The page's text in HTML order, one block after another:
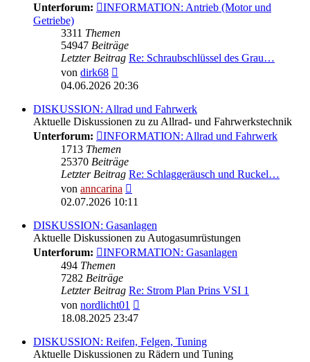
Unterforum:
INFORMATION: Antrieb (Motor und
Getriebe)
3311 Themen
54947 Beiträge
Letzter Beitrag Re: Schraubschlüssel des Grau…
von dirk68
Beitrag
04.06.2026 20:36
DISKUSSION: Allrad und Fahrwerk
Aktuelle Diskussionen zu zu Allrad- und Fahrwerkstechnik
Unterforum:
INFORMATION: Allrad und Fahrwerk
1713 Themen
25370 Beiträge
Letzter Beitrag Re: Schlaggeräusch und Ruckel…
von anncarina
Beitrag
02.07.2026 10:11
DISKUSSION: Gasanlagen
Aktuelle Diskussionen zu Autogasumrüstungen
Unterforum:
INFORMATION: Gasanlagen
494 Themen
7282 Beiträge
Letzter Beitrag Re: Strom Plan Prins VSI 1
von nordlicht01
18.08.2025 23:47
DISKUSSION: Reifen, Felgen, Tuning
Aktuelle Diskussionen zu Rädern und Tuning